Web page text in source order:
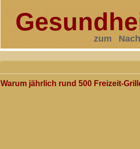
zum
Warum jährlich rund 500 Freizeit-